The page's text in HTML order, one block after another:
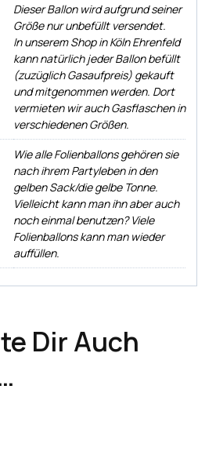
Dieser Ballon wird aufgrund seiner
Größe nur unbefüllt versendet.
In unserem Shop in Köln Ehrenfeld
kann natürlich jeder Ballon befüllt
(zuzüglich Gasaufpreis) gekauft
und mitgenommen werden. Dort
vermieten wir auch Gasflaschen in
verschiedenen Größen.
Wie alle Folienballons gehören sie
nach ihrem Partyleben in den
gelben Sack/die gelbe Tonne.
Vielleicht kann man ihn aber auch
noch einmal benutzen? Viele
Folienballons kann man wieder
auffüllen.
Dir Auch